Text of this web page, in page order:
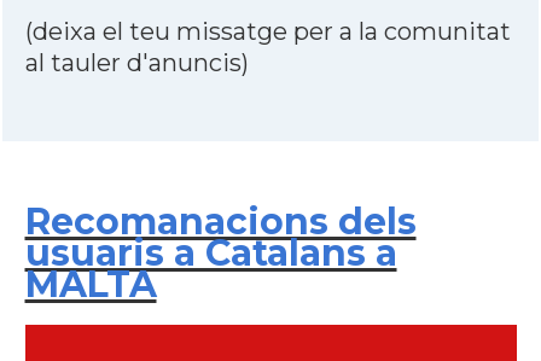
(deixa el teu missatge per a la comunitat
al tauler d'anuncis)
Recomanacions dels
usuaris a Catalans a
MALTA